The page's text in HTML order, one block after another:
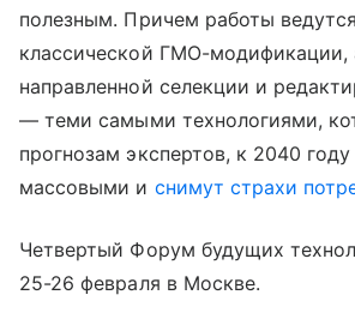
полезным. Причем работы
классической ГМО-
направленной селекции и
— теми самыми технологиями,
прогнозам экспертов, к 2040 году
массовыми и снимут страхи
Четвертый Форум будущих
25-26 февраля в Москве.